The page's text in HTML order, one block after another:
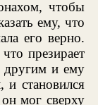
чтобы
ему, что
его верно.
презирает
другим и ему
становился
мог сверху